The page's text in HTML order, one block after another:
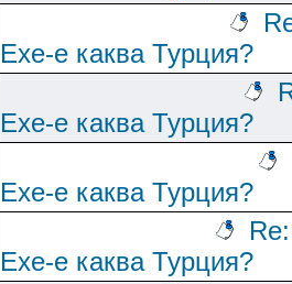
Ехе-е каква Турция?
Ехе-е каква Турция?
Ехе-е каква Турция?
Re:
Ехе-е каква Турция?